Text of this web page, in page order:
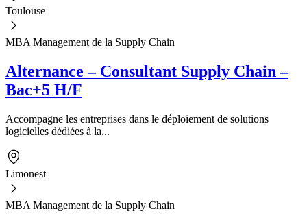
Toulouse
MBA Management de la Supply Chain
Alternance – Consultant Supply Chain –
Bac+5 H/F
Accompagne les entreprises dans le déploiement de solutions
logicielles dédiées à la...
Limonest
MBA Management de la Supply Chain